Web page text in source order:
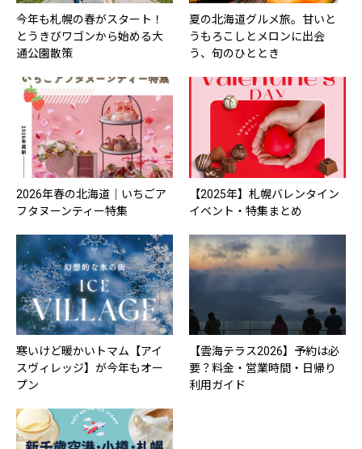
今年も札幌の春がスタート！
とうきびワゴンから始める大
通公園散策
夏の北海道グルメ旅。甘いと
うもろこしとメロンに出会
う、旬のひととき
2026年春の北海道｜いちごア
フタヌーンティー特集
【2025年】札幌バレンタイン
イベント・特集まとめ
寒いけど暖かいトマム【アイ
スヴィレッジ】が今年もオー
プン
【雲海テラス2026】予約は必
要？料金・営業時間・日帰り
利用ガイド